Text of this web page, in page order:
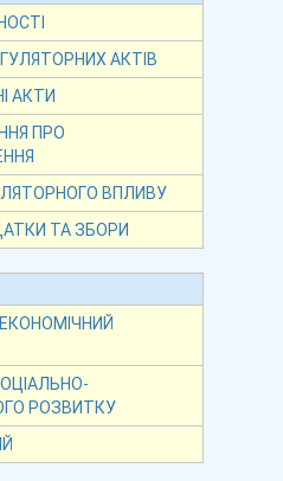
АКТІВ
АКТИ
ПРО
ВПЛИВУ
ТА ЗБОРИ
РОЗВИТКУ